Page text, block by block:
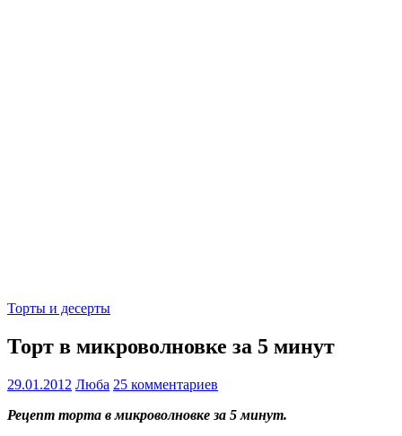
Торты и десерты
Торт в микроволновке за 5 минут
29.01.2012 Люба 25 комментариев
Рецепт торта в микроволновке за 5 минут.